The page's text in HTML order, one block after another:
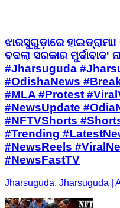
ଝାରସୁଗୁଡ଼ାରେ
ବଦଲା ସରକାର ମୁର୍ଦାବାଦ'
#Jharsuguda
#OdishaNews
#MLA #Protest
#NewsUpdate
#NFTVShorts
#Trending
#NewsReels
#NewsFastTV
Jharsuguda, Jharsuguda |